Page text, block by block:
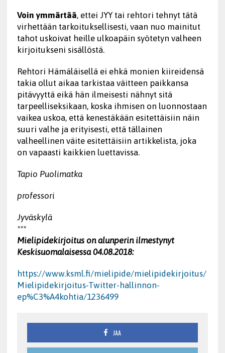
Voin ymmärtää, ettei JYY tai rehtori tehnyt tätä
virhettään tarkoituksellisesti, vaan nuo mainitut
tahot uskoivat heille ulkoapäin syötetyn valheen
kirjoitukseni sisällöstä.
Rehtori Hämäläisellä ei ehkä monien kiireidensä
takia ollut aikaa tarkistaa väitteen paikkansa
pitävyyttä eikä hän ilmeisesti nähnyt sitä
tarpeelliseksikaan, koska ihmisen on luonnostaan
vaikea uskoa, että kenestäkään esitettäisiin näin
suuri valhe ja erityisesti, että tällainen
valheellinen väite esitettäisiin artikkelista, joka
on vapaasti kaikkien luettavissa.
Tapio Puolimatka
professori
Jyväskylä
***
Mielipidekirjoitus on alunperin ilmestynyt
Keskisuomalaisessa 04.08.2018:
https://www.ksml.fi/mielipide/mielipidekirjoitus/
Mielipidekirjoitus-Twitter-hallinnon-
ep%C3%A4kohtia/1236499
JAA